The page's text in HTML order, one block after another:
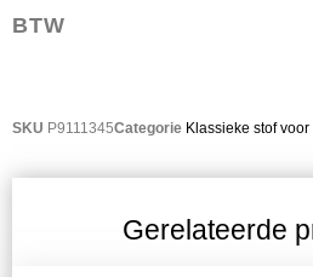
BTW
SKU P9111345Categorie Klassieke stof voor
Gerelateerde